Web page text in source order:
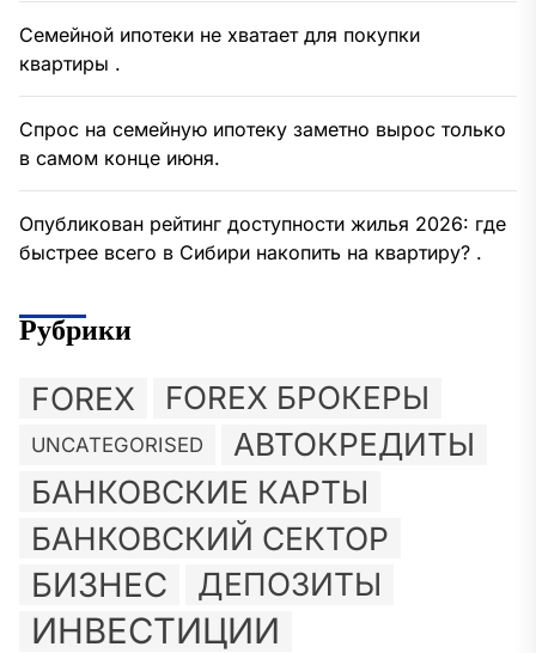
Семейной ипотеки не хватает для покупки
квартиры .
Спрос на семейную ипотеку заметно вырос только
в самом конце июня.
Опубликован рейтинг доступности жилья 2026: где
быстрее всего в Сибири накопить на квартиру? .
Рубрики
FOREX FOREX БРОКЕРЫ
UNCATEGORISED АВТОКРЕДИТЫ
БАНКОВСКИЕ КАРТЫ
БАНКОВСКИЙ СЕКТОР
БИЗНЕС ДЕПОЗИТЫ
ИНВЕСТИЦИИ